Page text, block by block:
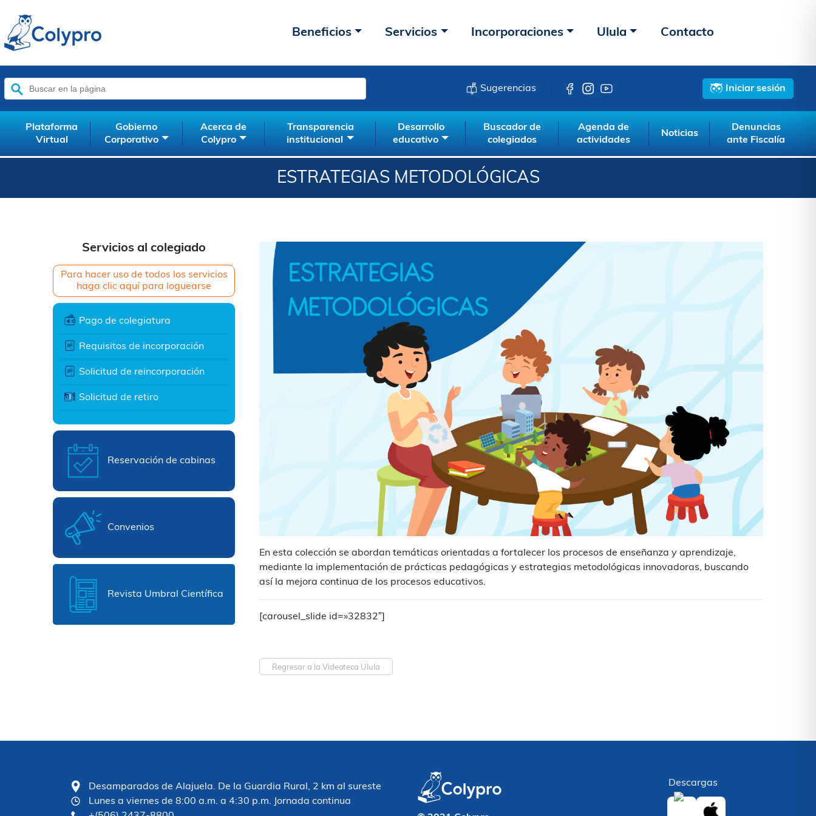
Beneficios Servicios Incorporaciones Ulula Contacto
Buscar:
Sugerencias Iniciar sesión
Plataforma
Virtual
Gobierno
Corporativo
Acerca de
Colypro
Transparencia
institucional
Desarrollo
educativo
Buscador de
colegiados
Agenda de
actividades
Noticias
Denuncias
ante Fiscalía
ESTRATEGIAS METODOLÓGICAS
Servicios al colegiado
Para hacer uso de todos los servicios
haga clic aquí para loguearse
Pago de colegiatura
Requisitos de incorporación
Solicitud de reincorporación
Solicitud de retiro
Reservación de cabinas
Convenios
Revista Umbral Científica
En esta colección se abordan temáticas orientadas a fortalecer los procesos de enseñanza y aprendizaje,
mediante la implementación de prácticas pedagógicas y estrategias metodológicas innovadoras, buscando
así la mejora continua de los procesos educativos.
[carousel_slide id=»32832″]
Regresar a la Videoteca Ulula
Desamparados de Alajuela. De la Guardia Rural, 2 km al sureste
Lunes a viernes de 8:00 a.m. a 4:30 p.m. Jornada continua
Descargas